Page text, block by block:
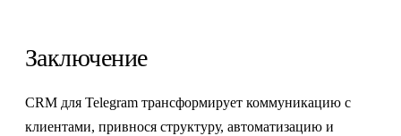
Заключение
CRM для Telegram трансформирует коммуникацию с
клиентами, привнося структуру, автоматизацию и